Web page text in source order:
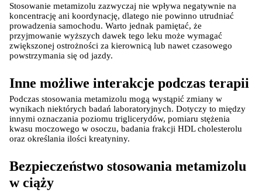
Stosowanie metamizolu zazwyczaj nie wpływa negatywnie na
koncentrację ani koordynację, dlatego nie powinno utrudniać
prowadzenia samochodu. Warto jednak pamiętać, że
przyjmowanie wyższych dawek tego leku może wymagać
zwiększonej ostrożności za kierownicą lub nawet czasowego
powstrzymania się od jazdy.
Inne możliwe interakcje podczas terapii
Podczas stosowania metamizolu mogą wystąpić zmiany w
wynikach niektórych badań laboratoryjnych. Dotyczy to między
innymi oznaczania poziomu triglicerydów, pomiaru stężenia
kwasu moczowego w osoczu, badania frakcji HDL cholesterolu
oraz określania ilości kreatyniny.
Bezpieczeństwo stosowania metamizolu
w ciąży